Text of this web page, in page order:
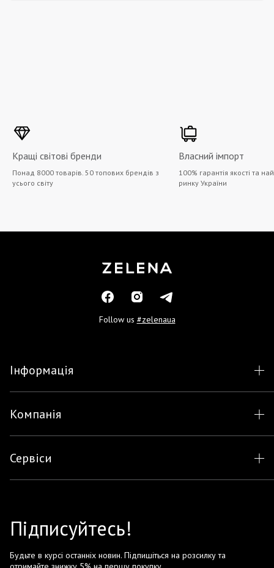
Кращі світові бренди
Понад 8000 товарів. 50 топових брендів з
усього світу
Власний імпорт
100% гарантія якості та
ринку України
Follow us #zelenaua
Інформація
Компанія
Сервіси
Підписуйтесь!
Будьте в курсі останніх новин. Підпишіться на розсилку та